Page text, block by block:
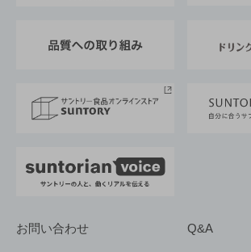
採用情報
お問い合わせ Q&A